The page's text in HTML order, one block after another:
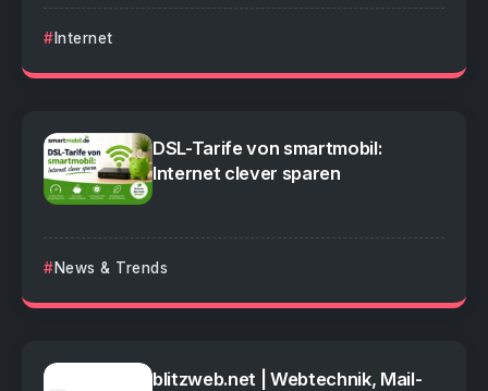
Internet
DSL-Tarife von smartmobil:
Internet clever sparen
News & Trends
blitzweb.net | Webtechnik, Mail-